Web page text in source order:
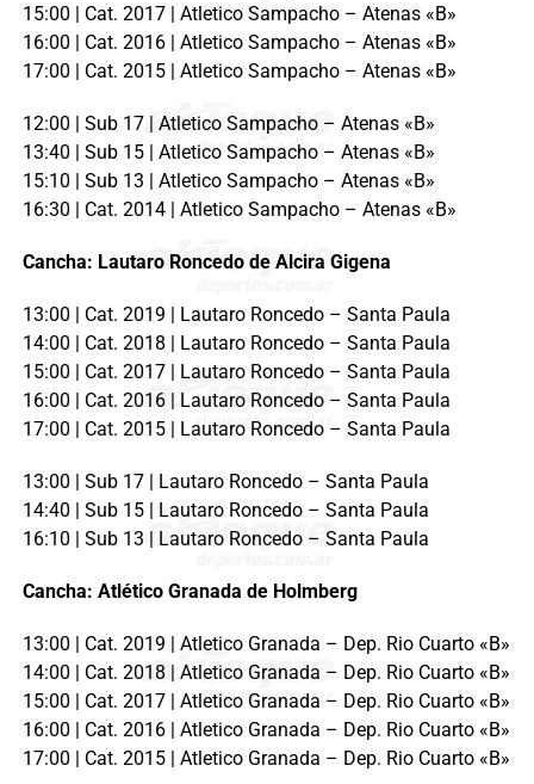
15:00 | Cat. 2017 | Atletico Sampacho – Atenas «B»
16:00 | Cat. 2016 | Atletico Sampacho – Atenas «B»
17:00 | Cat. 2015 | Atletico Sampacho – Atenas «B»
12:00 | Sub 17 | Atletico Sampacho – Atenas «B»
13:40 | Sub 15 | Atletico Sampacho – Atenas «B»
15:10 | Sub 13 | Atletico Sampacho – Atenas «B»
16:30 | Cat. 2014 | Atletico Sampacho – Atenas «B»
Cancha: Lautaro Roncedo de Alcira Gigena
13:00 | Cat. 2019 | Lautaro Roncedo – Santa Paula
14:00 | Cat. 2018 | Lautaro Roncedo – Santa Paula
15:00 | Cat. 2017 | Lautaro Roncedo – Santa Paula
16:00 | Cat. 2016 | Lautaro Roncedo – Santa Paula
17:00 | Cat. 2015 | Lautaro Roncedo – Santa Paula
13:00 | Sub 17 | Lautaro Roncedo – Santa Paula
14:40 | Sub 15 | Lautaro Roncedo – Santa Paula
16:10 | Sub 13 | Lautaro Roncedo – Santa Paula
Cancha: Atlético Granada de Holmberg
13:00 | Cat. 2019 | Atletico Granada – Dep. Rio Cuarto «B»
14:00 | Cat. 2018 | Atletico Granada – Dep. Rio Cuarto «B»
15:00 | Cat. 2017 | Atletico Granada – Dep. Rio Cuarto «B»
16:00 | Cat. 2016 | Atletico Granada – Dep. Rio Cuarto «B»
17:00 | Cat. 2015 | Atletico Granada – Dep. Rio Cuarto «B»